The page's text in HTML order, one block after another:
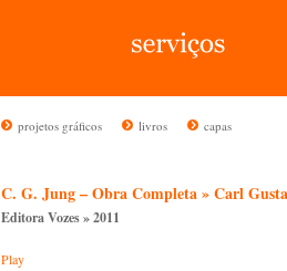
projetos gráficos livros capas
C. G. Jung – Obra Completa » Carl
Editora Vozes » 2011
Play